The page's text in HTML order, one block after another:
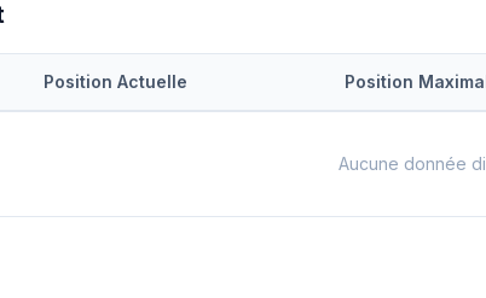
Position Actuelle Position
Aucune donnée